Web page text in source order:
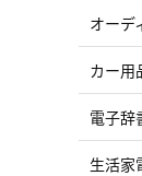
オーデ
カー用
電子辞
生活家